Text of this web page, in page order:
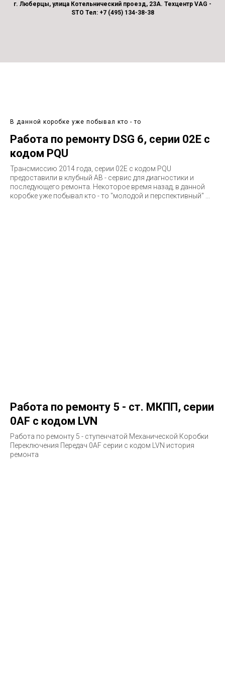
г. Люберцы, улица Котельнический проезд, 23А. Техцентр VAG -
STO Тел: +7 (495) 134-38-38
В данной коробке уже побывал кто - то
Работа по ремонту DSG 6, серии 02E с
кодом PQU
Трансмиссию 2014 года, серии 02E c кодом PQU
предоставили в клубный АВ - сервис для диагностики и
последующего ремонта. Некоторое время назад, в данной
коробке уже побывал кто - то "молодой и перспективный" ...
Работа по ремонту 5 - ст. МКПП, серии
0AF с кодом LVN
Работа по ремонту 5 - ступенчатой Механической Коробки
Переключения Передач 0AF серии с кодом LVN история
ремонта